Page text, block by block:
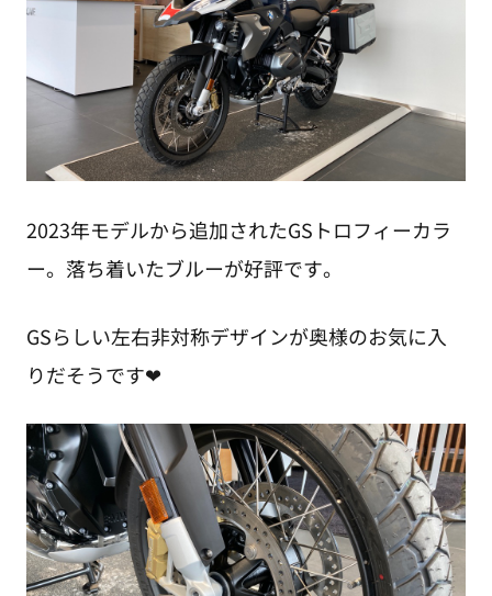
2023年モデルから追加されたGSトロフィーカラ
ー。落ち着いたブルーが好評です。
GSらしい左右非対称デザインが奥様のお気に入
りだそうです❤